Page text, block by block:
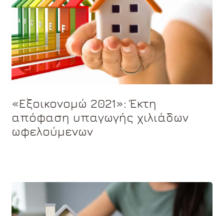
«Εξοικονομώ 2021»: Έκτη
απόφαση υπαγωγής χιλιάδων
ωφελούμενων